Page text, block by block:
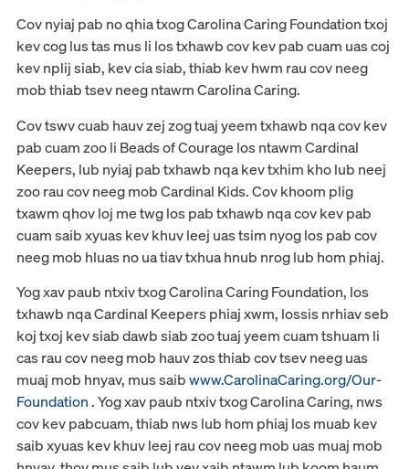
Cov nyiaj pab no qhia txog Carolina Caring Foundation txoj
kev cog lus tas mus li los txhawb cov kev pab cuam uas coj
kev nplij siab, kev cia siab, thiab kev hwm rau cov neeg
mob thiab tsev neeg ntawm Carolina Caring.
Cov tswv cuab hauv zej zog tuaj yeem txhawb nqa cov kev
pab cuam zoo li Beads of Courage los ntawm Cardinal
Keepers, lub nyiaj pab txhawb nqa kev txhim kho lub neej
zoo rau cov neeg mob Cardinal Kids. Cov khoom plig
txawm qhov loj me twg los pab txhawb nqa cov kev pab
cuam saib xyuas kev khuv leej uas tsim nyog los pab cov
neeg mob hluas no ua tiav txhua hnub nrog lub hom phiaj.
Yog xav paub ntxiv txog Carolina Caring Foundation, los
txhawb nqa Cardinal Keepers phiaj xwm, lossis nrhiav seb
koj txoj kev siab dawb siab zoo tuaj yeem cuam tshuam li
cas rau cov neeg mob hauv zos thiab cov tsev neeg uas
muaj mob hnyav, mus saibwww.CarolinaCaring.org/Our-
Foundation. Yog xav paub ntxiv txog Carolina Caring, nws
cov kev pabcuam, thiab nws lub hom phiaj los muab kev
saib xyuas kev khuv leej rau cov neeg mob uas muaj mob